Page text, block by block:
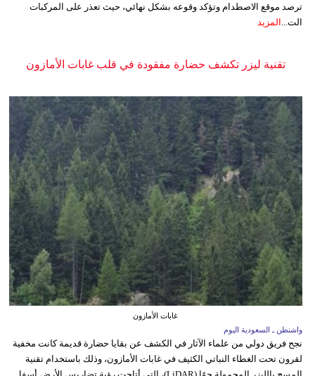
ترصد موقع الاصطدام وتؤكد وقوعه بشكل نهائي، حيث تعذر على المركبات
الت... المزيد
تقنية ليزر تكشف حضارة مفقودة في قلب غابات الأمازون
غابات الأمازون
واشنطن ـ السعودية اليوم
نجح فريق دولي من علماء الآثار في الكشف عن بقايا حضارة قديمة كانت مخفية
لقرون تحت الغطاء النباتي الكثيف في غابات الأمازون، وذلك باستخدام تقنية